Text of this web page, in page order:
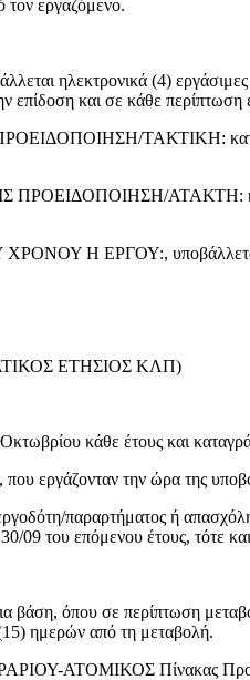
τον εργαζόμενο.
(4) εργάσιμες
επίδοση και σε κάθε
ΤΑΚΤΙΚΗ: καταγγελία
ΑΤΑΚΤΗ:
υποβάλλεται
ΕΤΗΣΙΟΣ ΚΛΠ)
κάθε έτους και
εργάζονταν την ώρα της
παραρτήματος ή
του επόμενου έτους, τότε
βάση, όπου σε περίπτωση
ημερών από τη μεταβολή.
ΑΤΟΜΙΚΟΣ Πίνακας